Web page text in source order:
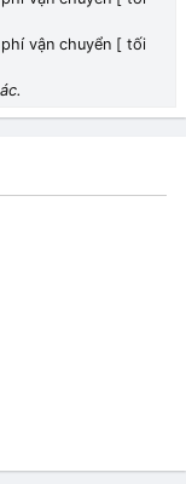
vận chuyển [ tối